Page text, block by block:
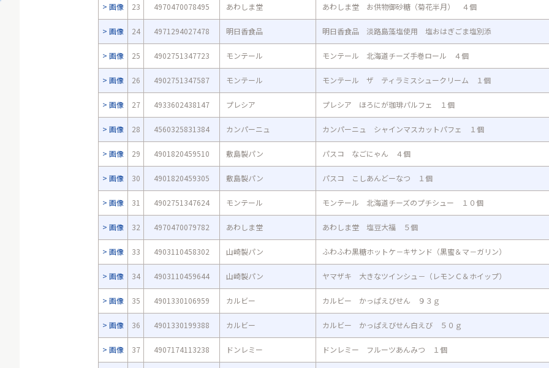
画像 23 4970470078495 あわしま堂 あわしま堂 お供物御砂糖（菊花半月） ４個
画像 24 4971294027478 明日香食品 明日香食品 淡路島藻塩使用 塩おはぎごま塩別添
画像 25 4902751347723 モンテール モンテール 北海道チーズ手巻ロール ４個
画像 26 4902751347587 モンテール モンテール ザ ティラミスシュークリーム １個
画像 27 4933602438147 プレシア プレシア ほろにが珈琲パルフェ １個
画像 28 4560325831384 カンパーニュ カンパーニュ シャインマスカットパフェ １個
画像 29 4901820459510 敷島製パン パスコ なごにゃん ４個
画像 30 4901820459305 敷島製パン パスコ こしあんどーなつ １個
画像 31 4902751347624 モンテール モンテール 北海道チーズのプチシュー １０個
画像 32 4970470079782 あわしま堂 あわしま堂 塩豆大福 ５個
画像 33 4903110458302 山崎製パン ふわふわ黒糖ホットケ－キサンド（黒蜜＆マ－ガリン）
画像 34 4903110459644 山崎製パン ヤマザキ 大きなツインシュ－（レモンＣ＆ホイップ）
画像 35 4901330106959 カルビー カルビー かっぱえびせん ９３ｇ
画像 36 4901330199388 カルビー カルビー かっぱえびせん白えび ５０ｇ
画像 37 4907174113238 ドンレミー ドンレミー フルーツあんみつ １個